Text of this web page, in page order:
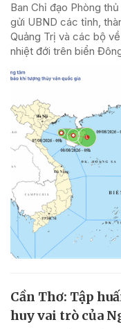
Ban Chỉ đạo Phòng
gửi UBND các tỉnh,
Quảng Trị và các bộ
nhiệt đới trên biển
Cần Thơ: Tập
huy vai trò của